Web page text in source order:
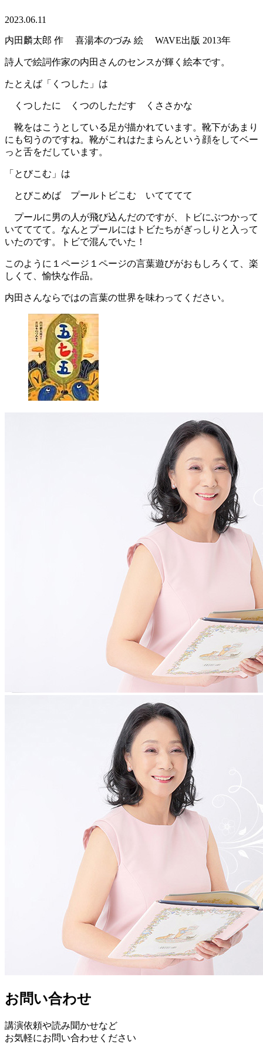
2023.06.11
内田麟太郎 作 喜湯本のづみ 絵 WAVE出版 2013年
詩人で絵詞作家の内田さんのセンスが輝く絵本です。
たとえば「くつした」は
くつしたに くつのしただす くささかな
靴をはこうとしている足が描かれています。靴下があまり
にも匂うのですね。靴がこれはたまらんという顔をしてベー
っと舌をだしています。
「とびこむ」は
とびこめば プールトビこむ いてててて
プールに男の人が飛び込んだのですが、トビにぶつかって
いてててて。なんとプールにはトビたちがぎっしりと入って
いたのです。トビで混んでいた！
このように１ページ１ページの言葉遊びがおもしろくて、楽
しくて、愉快な作品。
内田さんならではの言葉の世界を味わってください。
お問い合わせ
講演依頼や読み聞かせなど
お気軽にお問い合わせください